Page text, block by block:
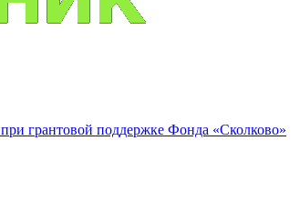
при грантовой поддержке Фонда «Сколково»